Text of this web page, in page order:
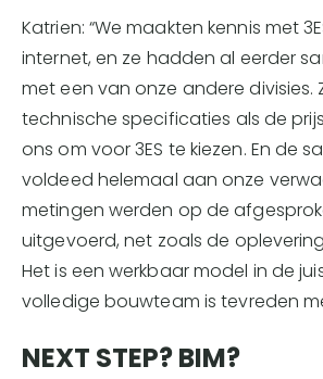
Katrien: “We maakten kennis met
internet, en ze hadden al eerder
met een van onze andere divisies.
technische specificaties als de
ons om voor 3ES te kiezen. En de
voldeed helemaal aan onze
metingen werden op de
uitgevoerd, net zoals de
Het is een werkbaar model in de
volledige bouwteam is tevreden
NEXT STEP? BIM?